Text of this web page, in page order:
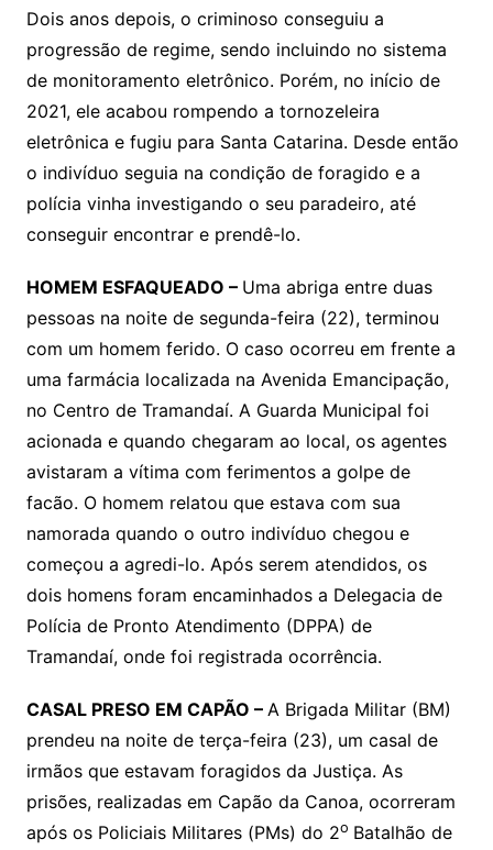
Dois anos depois, o criminoso conseguiu a
progressão de regime, sendo incluindo no sistema
de monitoramento eletrônico. Porém, no início de
2021, ele acabou rompendo a tornozeleira
eletrônica e fugiu para Santa Catarina. Desde então
o indivíduo seguia na condição de foragido e a
polícia vinha investigando o seu paradeiro, até
conseguir encontrar e prendê-lo.
HOMEM ESFAQUEADO – Uma abriga entre duas
pessoas na noite de segunda-feira (22), terminou
com um homem ferido. O caso ocorreu em frente a
uma farmácia localizada na Avenida Emancipação,
no Centro de Tramandaí. A Guarda Municipal foi
acionada e quando chegaram ao local, os agentes
avistaram a vítima com ferimentos a golpe de
facão. O homem relatou que estava com sua
namorada quando o outro indivíduo chegou e
começou a agredi-lo. Após serem atendidos, os
dois homens foram encaminhados a Delegacia de
Polícia de Pronto Atendimento (DPPA) de
Tramandaí, onde foi registrada ocorrência.
CASAL PRESO EM CAPÃO – A Brigada Militar (BM)
prendeu na noite de terça-feira (23), um casal de
irmãos que estavam foragidos da Justiça. As
prisões, realizadas em Capão da Canoa, ocorreram
após os Policiais Militares (PMs) do 2o Batalhão de